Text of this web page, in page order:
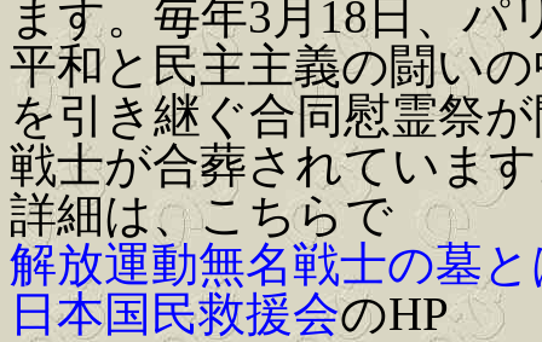
ます。毎年3月18日、
平和と民主主義の闘い
を引き継ぐ合同慰霊祭
戦士が合葬されていま
詳細は、こちらで
解放運動無名戦士の墓
日本国民救援会のHP